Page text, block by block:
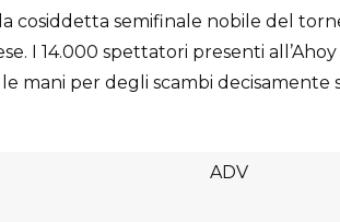
cosiddetta semifinale nobile del
I 14.000 spettatori presenti
mani per degli scambi decisamente